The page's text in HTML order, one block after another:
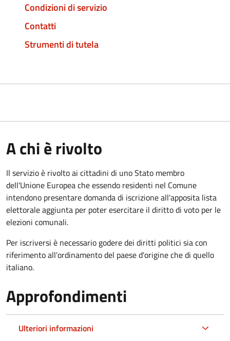
Condizioni di servizio
Contatti
Strumenti di tutela
A chi è rivolto
Il servizio è rivolto ai cittadini di uno Stato membro
dell'Unione Europea che essendo residenti nel Comune
intendono presentare domanda di iscrizione all'apposita lista
elettorale aggiunta per poter esercitare il diritto di voto per le
elezioni comunali.
Per iscriversi è necessario godere dei diritti politici sia con
riferimento all'ordinamento del paese d'origine che di quello
italiano.
Approfondimenti
Ulteriori informazioni